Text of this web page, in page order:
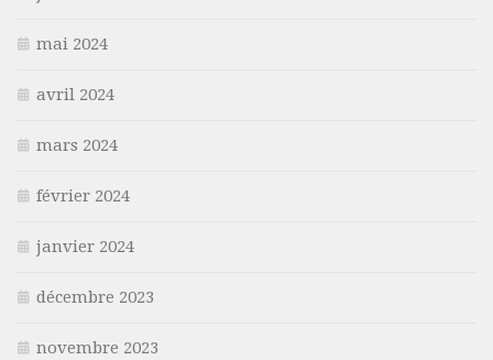
mai 2024
avril 2024
mars 2024
février 2024
janvier 2024
décembre 2023
novembre 2023